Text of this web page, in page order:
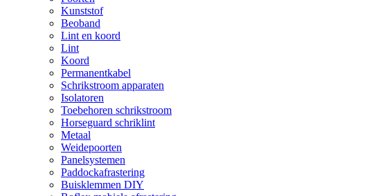
Kunststof
Beoband
Lint en koord
Lint
Koord
Permanentkabel
Schrikstroom apparaten
Isolatoren
Toebehoren schrikstroom
Horseguard schriklint
Metaal
Weidepoorten
Panelsystemen
Paddockafrastering
Buisklemmen DIY